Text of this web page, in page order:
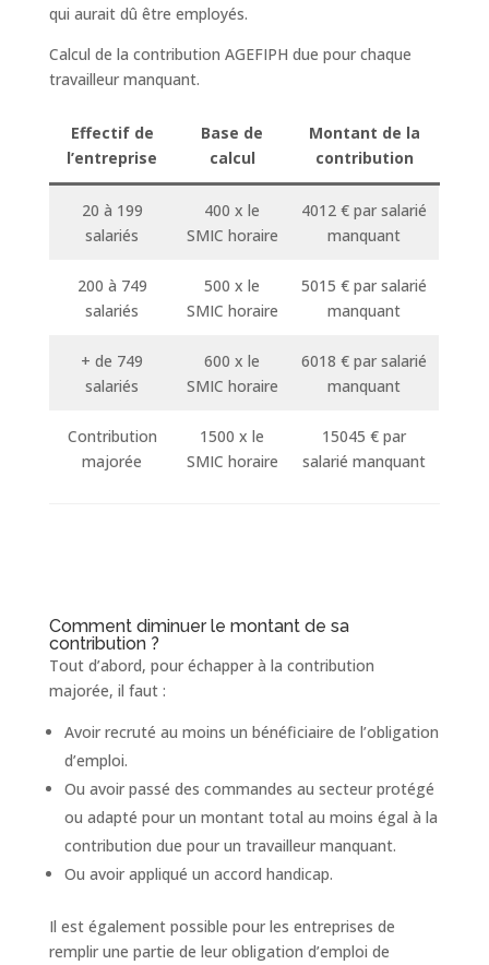
qui aurait dû être employés.
Calcul de la contribution AGEFIPH due pour chaque
travailleur manquant.
Effectif de
l’entreprise
Base de
calcul
Montant de la
contribution
20 à 199
salariés
400 x le
SMIC horaire
4012 € par salarié
manquant
200 à 749
salariés
500 x le
SMIC horaire
5015 € par salarié
manquant
+ de 749
salariés
600 x le
SMIC horaire
6018 € par salarié
manquant
Contribution
majorée
1500 x le
SMIC horaire
15045 € par
salarié manquant
Comment diminuer le montant de sa
contribution ?
Tout d’abord, pour échapper à la contribution
majorée, il faut :
Avoir recruté au moins un bénéficiaire de l’obligation
d’emploi.
Ou avoir passé des commandes au secteur protégé
ou adapté pour un montant total au moins égal à la
contribution due pour un travailleur manquant.
Ou avoir appliqué un accord handicap.
Il est également possible pour les entreprises de
remplir une partie de leur obligation d’emploi de